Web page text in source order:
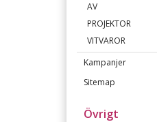
AV
PROJEKTOR
VITVAROR
Kampanjer
Sitemap
Övrigt